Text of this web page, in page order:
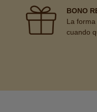
BONO
La
cuando